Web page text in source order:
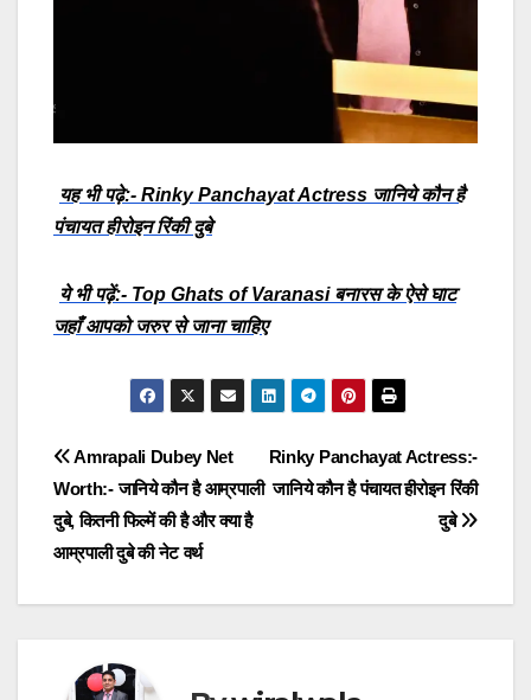
यह भी पढ़े:- Rinky Panchayat Actress जानिये कौन है
पंचायत हीरोइन रिंकी दुबे
ये भी पढ़ें:- Top Ghats of Varanasi बनारस के ऐसे घाट
जहाँ आपको जरुर से जाना चाहिए
Post
navigation
Rinky Panchayat Actress:-
जानिये कौन है पंचायत हीरोइन रिंकी
दुबे
Amrapali Dubey Net
Worth:- जानिये कौन है आम्रपाली
दुबे, कितनी फिल्में की है और क्या है
आम्रपाली दुबे की नेट वर्थ